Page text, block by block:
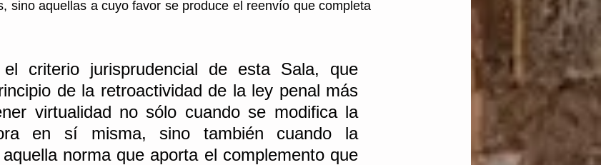
sino aquellas a cuyo favor se produce el reenvío que completa
criterio jurisprudencial de esta Sala, que
de la retroactividad de la ley penal más
virtualidad no sólo cuando se modifica la
en sí misma, sino también cuando la
norma que aporta el complemento que